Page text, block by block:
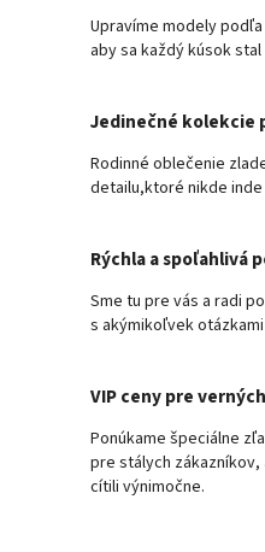
Upravíme modely
aby sa každý kúsok
Jedinečné kolekcie
Rodinné oblečenie
detailu,ktoré nikde
Rýchla a spoľahlivá
Sme tu pre vás a radi
s akýmikoľvek
VIP ceny pre
Ponúkame špeciálne
pre stálych zákazníkov,
cítili výnimočne.